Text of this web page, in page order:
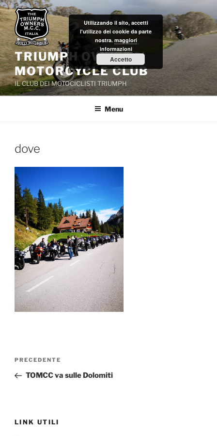
Salta
al
contenuto
TRIUMPH OWNERS'
MOTORCYCLE CLUB
IL CLUB DEI MOTOCICLISTI TRIUMPH
Menu
dove
Navigazione
Articolo
precedente:
PRECEDENTE
TOMCC va sulle Dolomiti
LINK UTILI
Utilizzando il sito, accetti
l'utilizzo dei cookie da parte
nostra. maggiori
informazioni
Accetto